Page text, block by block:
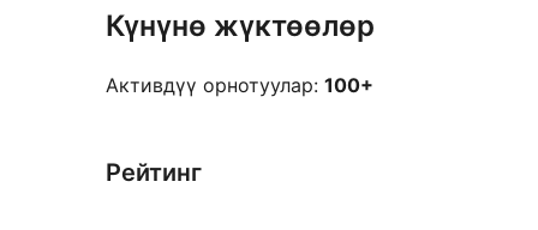
Күнүнө жүктөөлөр
Активдүү орнотуулар: 100+
Рейтинг